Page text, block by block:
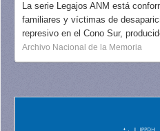
La serie Legajos ANM está
familiares y víctimas de
represivo en el Cono Sur,
Archivo Nacional de la Memoria